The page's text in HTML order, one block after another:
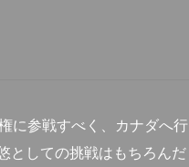
に参戦すべく、カナダへ行
としての挑戦はもちろんだ